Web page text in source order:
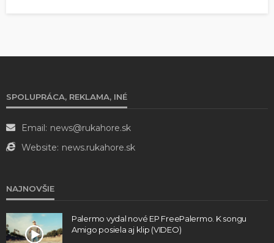
SPOLUPRÁCA, REKLAMA, INÉ
Email: news@rukahore.sk
Website: news.rukahore.sk
NAJNOVŠIE
Palermo vydal nové EP FreePalermo. K songu
Amigo posiela aj klip (VIDEO)